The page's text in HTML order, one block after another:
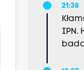
21:38
IPN.